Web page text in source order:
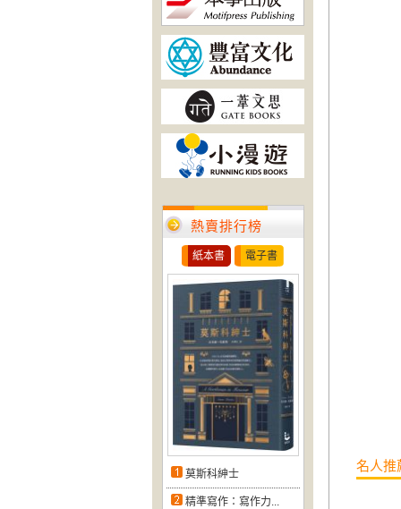
熱賣排行榜
紙本書 電子書
莫斯科紳士
精準寫作：寫作力...
名人推